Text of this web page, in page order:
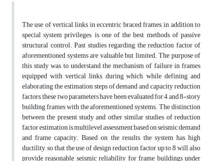
The use of vertical links in eccentric braced frames, in addition to
special system privileges, is one of the best methods of passive
structural control. Past studies regarding the reduction factor of
aforementioned systems are valuable but limited. The purpose of
this study was to understand the mechanism of failure in frames
equipped with vertical links, during which, while defining and
elaborating the estimation steps of demand and capacity reduction
factors, these two parameters have been evaluated for 4 and 8-story
building frames with the aforementioned systems. The distinction
between the present study and other similar studies of reduction
factor estimation is multilevel assessment based on seismic demand
and frame capacity. Based on the results, the system has high
ductility, so that the use of design reduction factor up to 8 will also